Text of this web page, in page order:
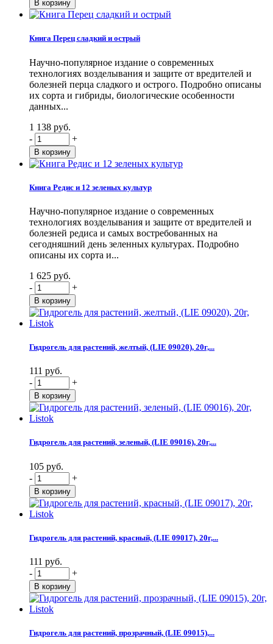
Книга Перец сладкий и острый
Научно-популярное издание о современных
технологиях возделывания и защите от вредителей и
болезней перца сладкого и острого. Подробно описаны
их сорта и гибриды, биологические особенности
данных...
1 138 руб.
-
+
Книга Редис и 12 зеленых культур
Научно-популярное издание о современных
технологиях возделывания и защите от вредителей и
болезней редиса и самых востребованных на
сегодняшний день зеленных культурах. Подробно
описаны их сорта и...
1 625 руб.
-
+
Гидрогель для растений, желтый, (LIE 09020), 20г,...
111 руб.
-
+
Гидрогель для растений, зеленый, (LIE 09016), 20г,...
105 руб.
-
+
Гидрогель для растений, красный, (LIE 09017), 20г,...
111 руб.
-
+
Гидрогель для растений, прозрачный, (LIE 09015),...